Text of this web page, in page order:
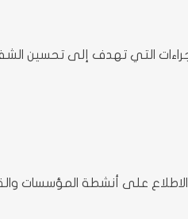
التي تهدف إلى تحسين
على أنشطة المؤسسات